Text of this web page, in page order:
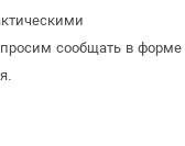
сообщать в форме